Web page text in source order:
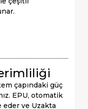
çapındaki güç
EPU, otomatik
ve Uzakta